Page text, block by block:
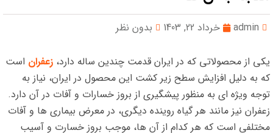
admin خرداد 22, 1403 بدون نظر
یکی از محصولاتی که در ایران قدمت چندین ساله دارد، زعفران است
که به دلیل افزایش سطح زیر کشت این محصول در ایران، نیاز به
توجه ویژه ای به منظور پیشگیری از بروز خسارات و آفات در آن دارد.
زعفران نیز مانند هر گیاه روینده دیگری، در معرض بیماری ها و آفات
مختلفی است که هر کدام از آن ها، موجب بروز خسارت و آسیب